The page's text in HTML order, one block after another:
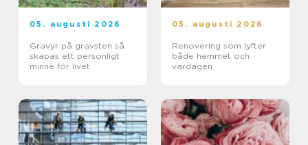
05. augusti 2026
Gravyr på gravsten så
skapas ett personligt
minne för livet
05. augusti 2026
Renovering som lyfter
både hemmet och
vardagen